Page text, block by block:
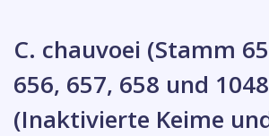
C. chauvoei (Stamm
656, 657, 658 und
(Inaktivierte Keime